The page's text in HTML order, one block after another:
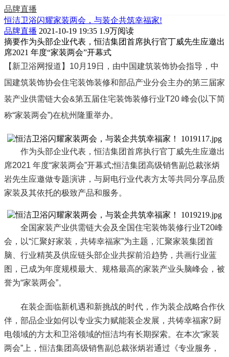
品牌直播
恒洁卫浴闪耀家装两会，与装企共筑幸福家!
品牌直播 2021-10-19 19:35 1.9万阅读
摘要作为头部企业代表，恒洁集团首席执行官丁威先生应邀出
席2021 年度“家装两会”开幕式
【新卫浴网报道】10月19日，由中国建筑装饰协会指导，中
国建筑装饰协会住宅装饰装修和部品产业分会主办的第三届家
装产业供需链大会&第五届住宅装饰装修行业T20 峰会(以下简
称“家装两会”)在杭州隆重举办。
作为头部企业代表，恒洁集团首席执行官丁威先生应邀出
席2021 年度“家装两会”开幕式;恒洁集团高级销售副总裁张炳
岩先生应邀做专题演讲，与厨电行业代表方太等共同分享品质
家装及其依托的极致产品和服务。
全国家装产业供需链大会及全国住宅装饰装修行业T20峰
会，以“汇聚好家装，共铸幸福家”为主题，汇聚家装集团首
脑、行业精英及供应链头部企业共探前沿趋势，共画行业蓝
图，已成为年度规模最大、规格最高的家装产业头脑峰会，被
誉为“家装两会”。
在装企面临新机遇和新挑战的时代，作为装企战略合作伙
伴，部品企业如何以专业实力赋能装企发展，共铸幸福家?厨
电领域的方太和卫浴领域的恒洁均有长期探索。在本次“家装
两会”上，恒洁集团高级销售副总裁张炳岩通过《专业服务，